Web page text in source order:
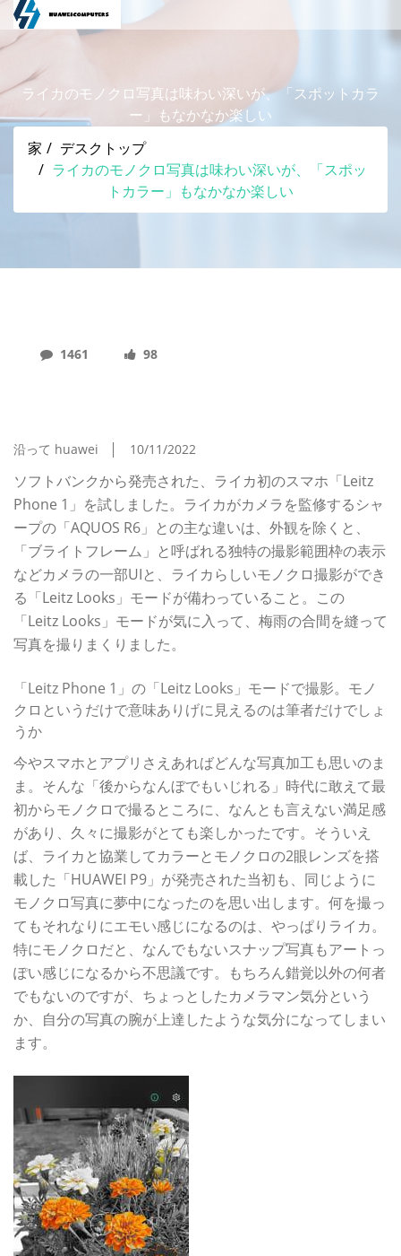
ライカのモノクロ写真は味わい深いが、「スポットカラ
ー」もなかなか楽しい
家
デスクトップ
ライカのモノクロ写真は味わい深いが、「スポッ
トカラー」もなかなか楽しい
1461 98
沿って huawei 10/11/2022
ソフトバンクから発売された、ライカ初のスマホ「Leitz
Phone 1」を試しました。ライカがカメラを監修するシャ
ープの「AQUOS R6」との主な違いは、外観を除くと、
「ブライトフレーム」と呼ばれる独特の撮影範囲枠の表示
などカメラの一部UIと、ライカらしいモノクロ撮影ができ
る「Leitz Looks」モードが備わっていること。この
「Leitz Looks」モードが気に入って、梅雨の合間を縫って
写真を撮りまくりました。
「Leitz Phone 1」の「Leitz Looks」モードで撮影。モノ
クロというだけで意味ありげに見えるのは筆者だけでしょ
うか
今やスマホとアプリさえあればどんな写真加工も思いのま
ま。そんな「後からなんぼでもいじれる」時代に敢えて最
初からモノクロで撮るところに、なんとも言えない満足感
があり、久々に撮影がとても楽しかったです。そういえ
ば、ライカと協業してカラーとモノクロの2眼レンズを搭
載した「HUAWEI P9」が発売された当初も、同じように
モノクロ写真に夢中になったのを思い出します。何を撮っ
てもそれなりにエモい感じになるのは、やっぱりライカ。
特にモノクロだと、なんでもないスナップ写真もアートっ
ぽい感じになるから不思議です。もちろん錯覚以外の何者
でもないのですが、ちょっとしたカメラマン気分という
か、自分の写真の腕が上達したような気分になってしまい
ます。